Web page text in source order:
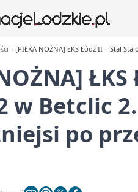
[PIŁKA NOŻNA] ŁKS Łódź II – Stal
w Betclic
po